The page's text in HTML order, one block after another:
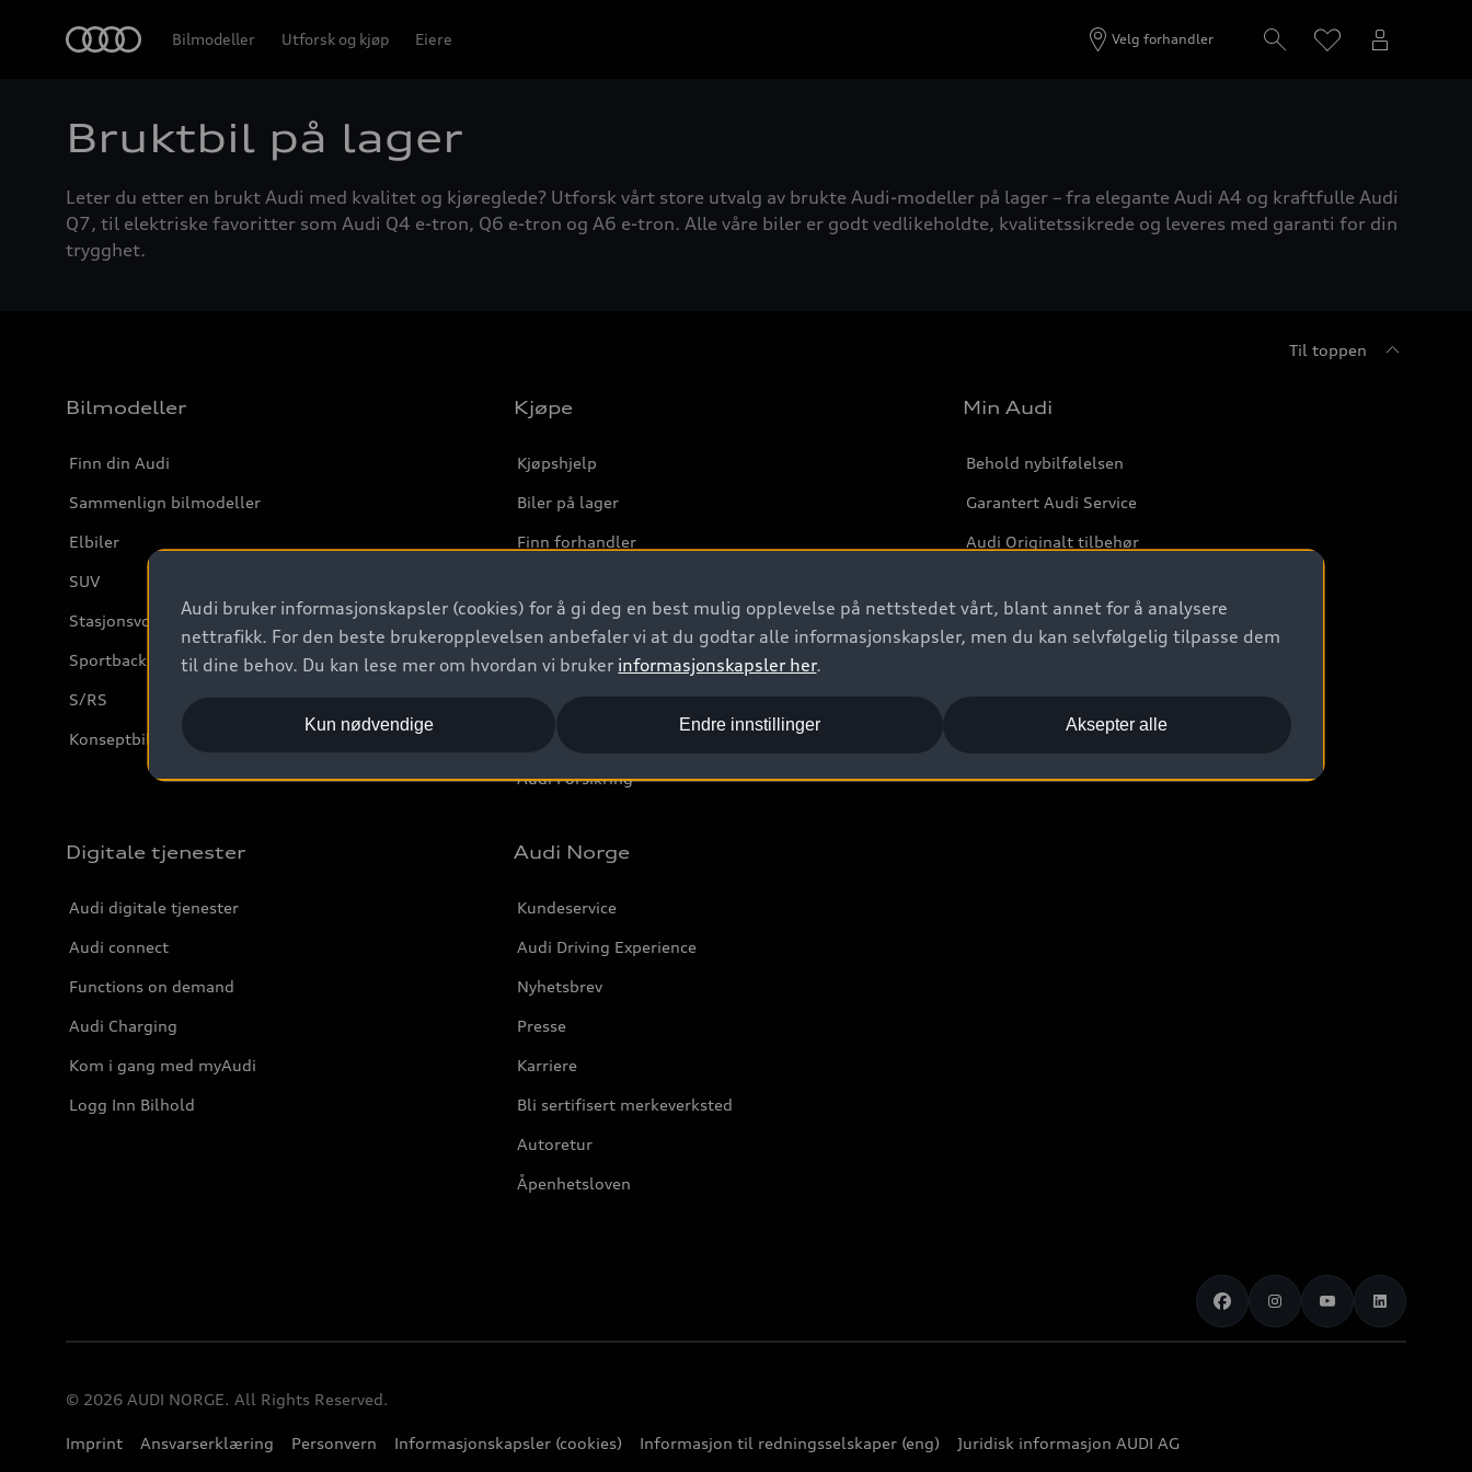
Bilmodeller Utforsk og kjøp Eiere Velg forhandler
Bruktbil på lager
Leter du etter en brukt Audi med kvalitet og kjøreglede? Utforsk vårt store utvalg av brukte Audi-modeller på lager – fra elegante Audi A4 og kraftfulle Audi
Q7, til elektriske favoritter som Audi Q4 e-tron, Q6 e-tron og A6 e-tron. Alle våre biler er godt vedlikeholdte, kvalitetssikrede og leveres med garanti for din
trygghet.
Til toppen
Bilmodeller
Finn din Audi
Sammenlign bilmodeller
Elbiler
SUV
Stasjonsvogn
Sportback
S/RS
Konseptbiler og prototyper
Kjøpe
Kjøpshjelp
Biler på lager
Finn forhandler
Kontakt forhandler
Prislister
Leasing
Bilgarantier
Audi Forsikring
Min Audi
Behold nybilfølelsen
Garantert Audi Service
Audi Originalt tilbehør
Digitale tjenester
Audi digitale tjenester
Audi connect
Functions on demand
Audi Charging
Kom i gang med myAudi
Logg Inn Bilhold
Audi Norge
Kundeservice
Audi Driving Experience
Nyhetsbrev
Presse
Karriere
Bli sertifisert merkeverksted
Autoretur
Åpenhetsloven
© 2026 AUDI NORGE. All Rights Reserved.
Imprint Ansvarserklæring Personvern Informasjonskapsler (cookies) Informasjon til redningsselskaper (eng) Juridisk informasjon AUDI AG
Audi bruker informasjonskapsler (cookies) for å gi deg en best mulig opplevelse på nettstedet vårt, blant annet for å analysere
nettrafikk. For den beste brukeropplevelsen anbefaler vi at du godtar alle informasjonskapsler, men du kan selvfølgelig tilpasse dem
til dine behov. Du kan lese mer om hvordan vi bruker informasjonskapsler her.
Aksepter alle
Kun nødvendige Endre innstillinger